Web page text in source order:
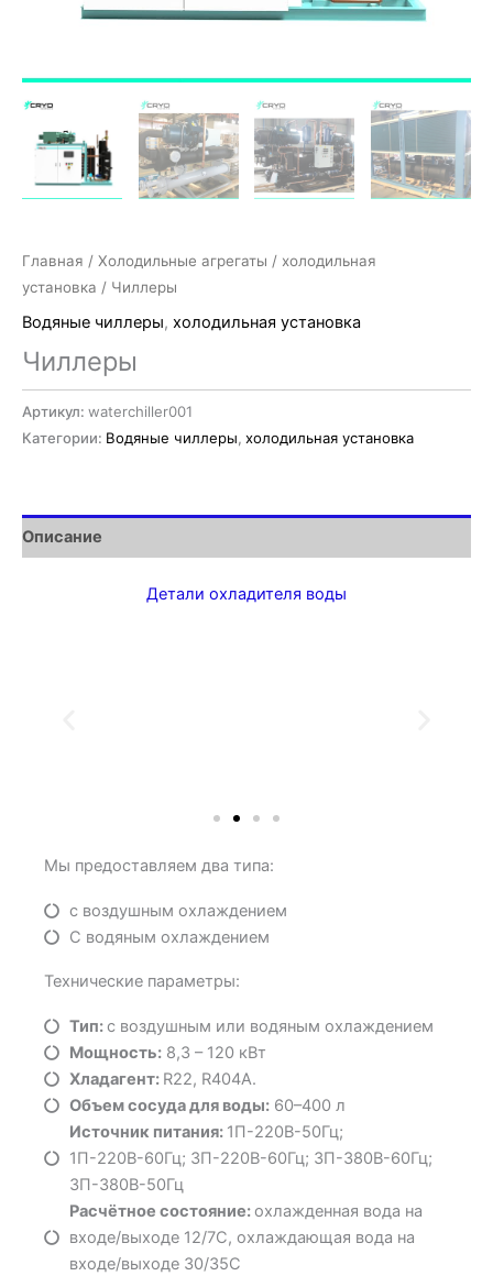
Главная / Холодильные агрегаты / холодильная
установка / Чиллеры
Водяные чиллеры, холодильная установка
Чиллеры
Артикул: waterchiller001
Категории: Водяные чиллеры, холодильная установка
Описание
Детали охладителя воды
Мы предоставляем два типа:
с воздушным охлаждением
С водяным охлаждением
Технические параметры:
Тип:с воздушным или водяным охлаждением
Мощность:8,3 – 120 кВт
Хладагент: R22, R404A.
Объем сосуда для воды:60–400 л
Источник питания: 1П-220В-50Гц;
1П-220В-60Гц; 3П-220В-60Гц; 3П-380В-60Гц;
3П-380В-50Гц
Расчётное состояние:охлажденная вода на
входе/выходе 12/7C, охлаждающая вода на
входе/выходе 30/35C